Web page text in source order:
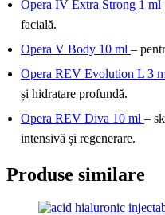
Opera IV Extra Strong 1 ml
facială.
Opera V Body 10 ml –
Opera REV Evolution L 3
și hidratare profundă.
Opera REV Diva 10 ml –
intensivă și regenerare.
Produse similare